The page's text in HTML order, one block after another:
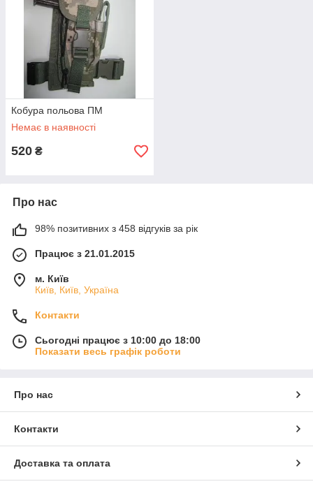
Кобура польова ПМ
Немає в наявності
520 ₴
Про нас
98% позитивних з 458 відгуків за рік
Працює з 21.01.2015
м. Київ
Київ, Київ, Україна
Контакти
Сьогодні працює з 10:00 до 18:00
Показати весь графік роботи
Про нас
Контакти
Доставка та оплата